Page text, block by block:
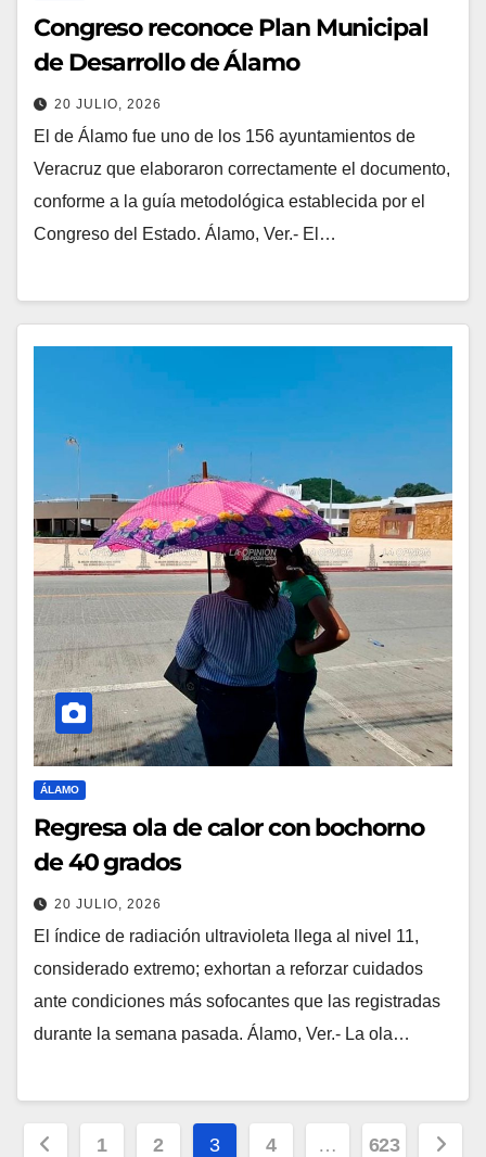
Congreso reconoce Plan Municipal
de Desarrollo de Álamo
20 JULIO, 2026
El de Álamo fue uno de los 156 ayuntamientos de
Veracruz que elaboraron correctamente el documento,
conforme a la guía metodológica establecida por el
Congreso del Estado. Álamo, Ver.- El…
ÁLAMO
Regresa ola de calor con bochorno
de 40 grados
20 JULIO, 2026
El índice de radiación ultravioleta llega al nivel 11,
considerado extremo; exhortan a reforzar cuidados
ante condiciones más sofocantes que las registradas
durante la semana pasada. Álamo, Ver.- La ola…
Paginación
1 2 3 4 … 623